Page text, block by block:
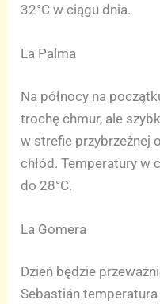
32°C w ciągu dnia.
La Palma
Na północy na
trochę chmur, ale
w strefie przybrzeżnej
chłód. Temperatury w
do 28°C.
La Gomera
Dzień będzie
Sebastián